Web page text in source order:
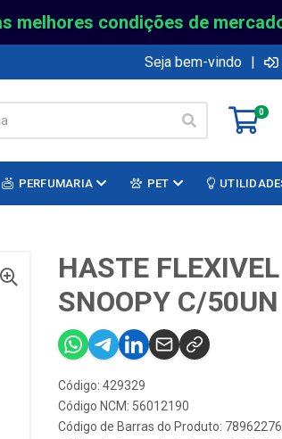
melhores condições de
Seja bem-vindo |
0
PERFUMARIA PET
HASTE
SNOOPY C/50UN
Código: 429329
Código NCM: 56012190
Código de Barras do Produto: